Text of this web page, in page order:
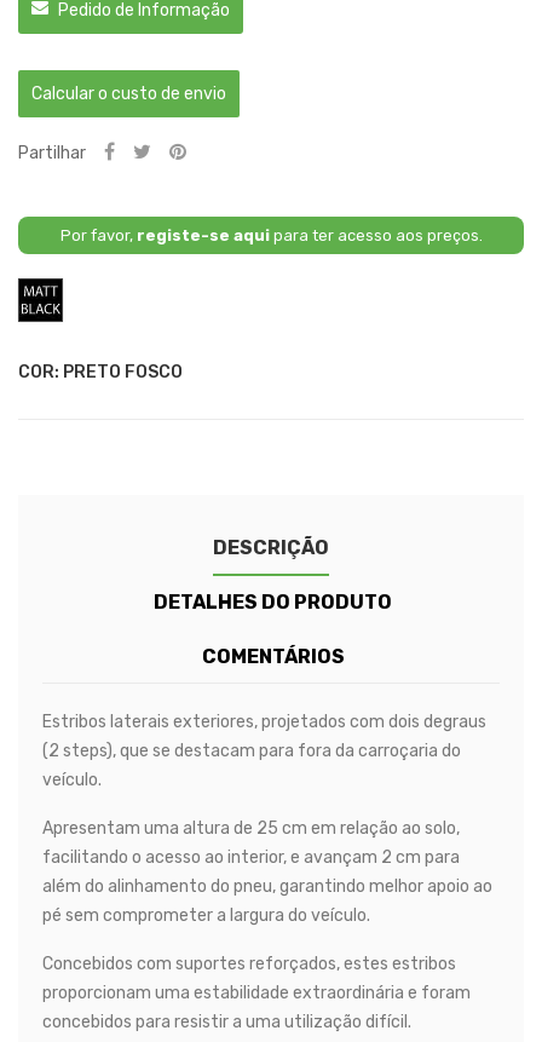
Pedido de Informação
Calcular o custo de envio
Partilhar
Por favor, registe-se aquipara ter acesso aos preços.
COR: PRETO FOSCO
DESCRIÇÃO
DETALHES DO PRODUTO
COMENTÁRIOS
Estribos laterais exteriores, projetados com dois degraus
(2 steps), que se destacam para fora da carroçaria do
veículo.
Apresentam uma altura de 25 cm em relação ao solo,
facilitando o acesso ao interior, e avançam 2 cm para
além do alinhamento do pneu, garantindo melhor apoio ao
pé sem comprometer a largura do veículo.
Concebidos com suportes reforçados, estes estribos
proporcionam uma estabilidade extraordinária e foram
concebidos para resistir a uma utilização difícil.